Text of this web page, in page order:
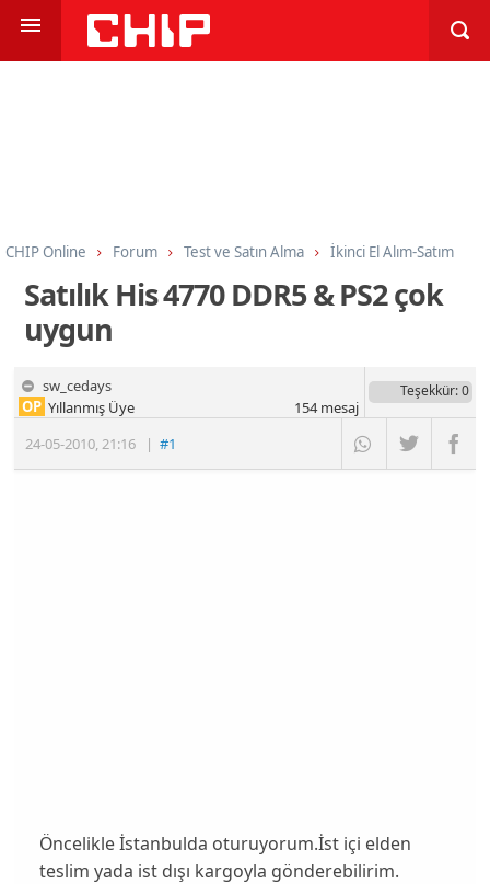
CHIP Online Forum Test ve Satın Alma İkinci El Alım-Satım
Satılık His 4770 DDR5 & PS2 çok
uygun
sw_cedays
24-05-2010,21:16 |#1
OP Yıllanmış Üye
Teşekkür: 0
154mesaj
Öncelikle İstanbulda oturuyorum.İst içi elden
teslim yada ist dışı kargoyla gönderebilirim.